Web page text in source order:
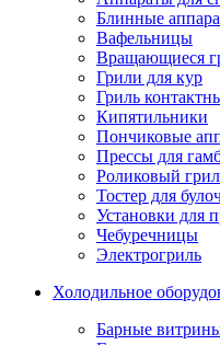
Блинные
Вафельницы
Вращающиеся
Грили для кур
Гриль
Кипятильники
Пончиковые
Прессы для
Роликовый
Тостер для
Установки для
Чебуречницы
Электрогриль
Холодильное
Барные